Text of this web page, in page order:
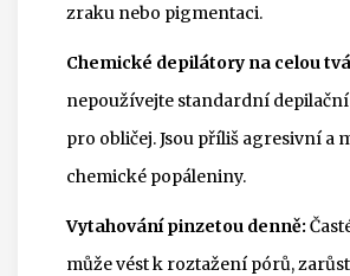
zraku nebo pigmentaci.
Chemické depilátory na celou
nepoužívejte standardní
pro obličej. Jsou příliš agresivní a
chemické popáleniny.
Vytahování pinzetou denně:
může vést k roztažení pórů,